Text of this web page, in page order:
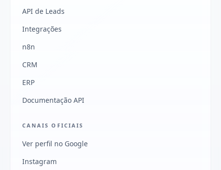
API de Leads
Integrações
n8n
CRM
ERP
Documentação API
CANAIS OFICIAIS
Ver perfil no Google
Instagram